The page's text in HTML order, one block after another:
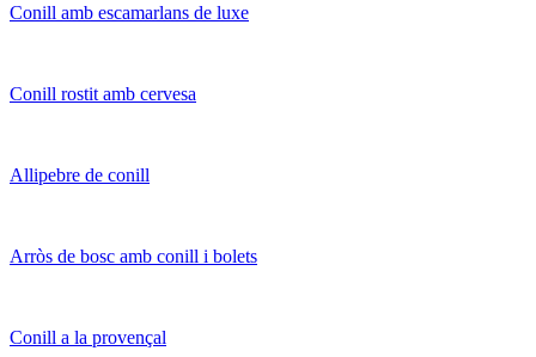
Conill amb escamarlans de luxe
Conill rostit amb cervesa
Allipebre de conill
Arròs de bosc amb conill i bolets
Conill a la provençal